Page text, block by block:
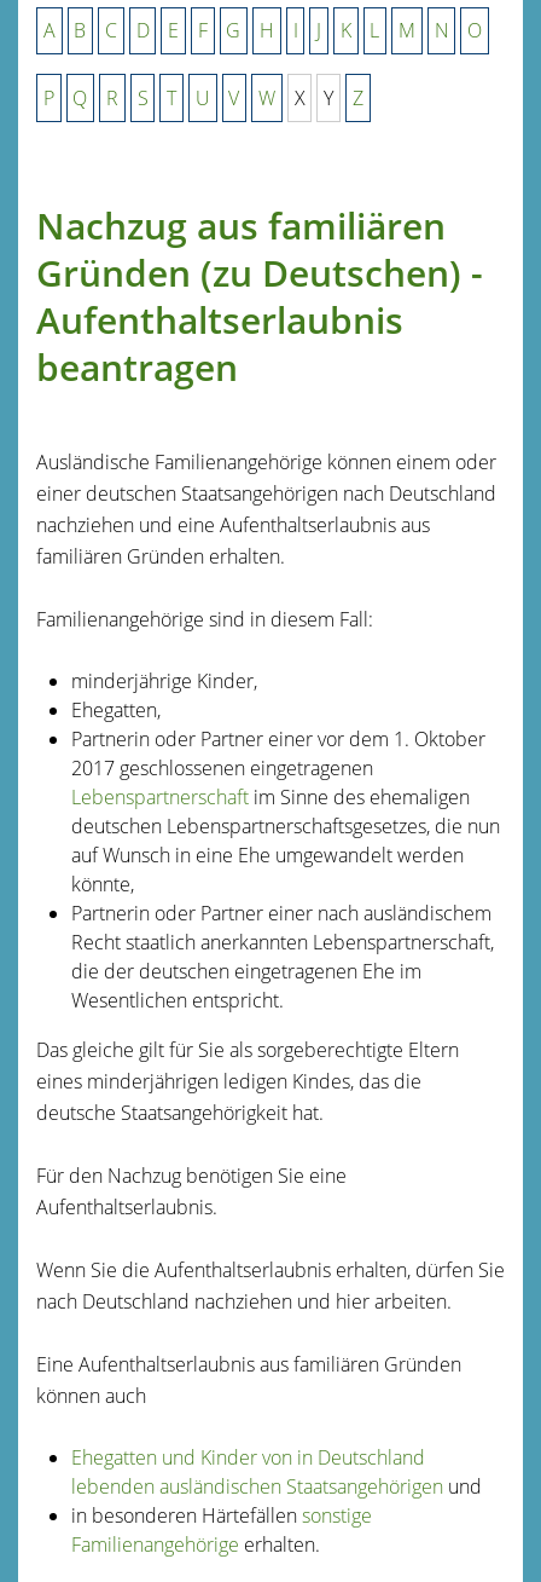
A B C D E F G H I J K L M N O
P Q R S T U V W X Y Z
Nachzug aus familiären
Gründen (zu Deutschen) -
Aufenthaltserlaubnis
beantragen
Ausländische Familienangehörige können einem oder
einer deutschen Staatsangehörigen nach Deutschland
nachziehen und eine Aufenthaltserlaubnis aus
familiären Gründen erhalten.
Familienangehörige sind in diesem Fall:
minderjährige Kinder,
Ehegatten,
Partnerin oder Partner einer vor dem 1. Oktober
2017 geschlossenen eingetragenen
Lebenspartnerschaftim Sinne des ehemaligen
deutschen Lebenspartnerschaftsgesetzes, die nun
auf Wunsch in eine Ehe umgewandelt werden
könnte,
Partnerin oder Partner einer nach ausländischem
Recht staatlich anerkannten Lebenspartnerschaft,
die der deutschen eingetragenen Ehe im
Wesentlichen entspricht.
Das gleiche gilt für Sie als sorgeberechtigte Eltern
eines minderjährigen ledigen Kindes, das die
deutsche Staatsangehörigkeit hat.
Für den Nachzug benötigen Sie eine
Aufenthaltserlaubnis.
Wenn Sie die Aufenthaltserlaubnis erhalten, dürfen Sie
nach Deutschland nachziehen und hier arbeiten.
Eine Aufenthaltserlaubnis aus familiären Gründen
können auch
Ehegatten und Kinder von in Deutschland
lebenden ausländischen Staatsangehörigenund
in besonderen Härtefällensonstige
Familienangehörige erhalten.